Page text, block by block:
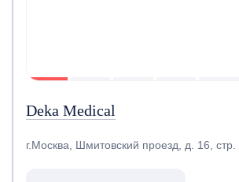
Deka Medical
г.Москва, Шмитовский проезд, д. 16, стр.